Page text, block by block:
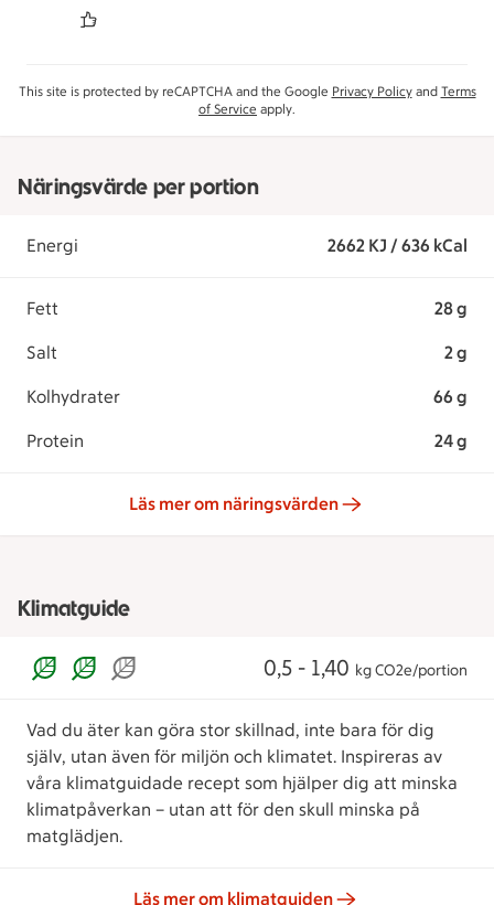
This site is protected by reCAPTCHA and the Google Privacy Policyand Terms
of Service apply.
Näringsvärde per portion
Energi 2662 KJ / 636 kCal
Fett 28 g
Salt 2 g
Kolhydrater 66 g
Protein 24 g
Läs mer om näringsvärden
Klimatguide
0,5 - 1,40 kg CO2e/portion
Vad du äter kan göra stor skillnad, inte bara för dig
själv, utan även för miljön och klimatet. Inspireras av
våra klimatguidade recept som hjälper dig att minska
klimatpåverkan – utan att för den skull minska på
matglädjen.
Läs mer om klimatguiden